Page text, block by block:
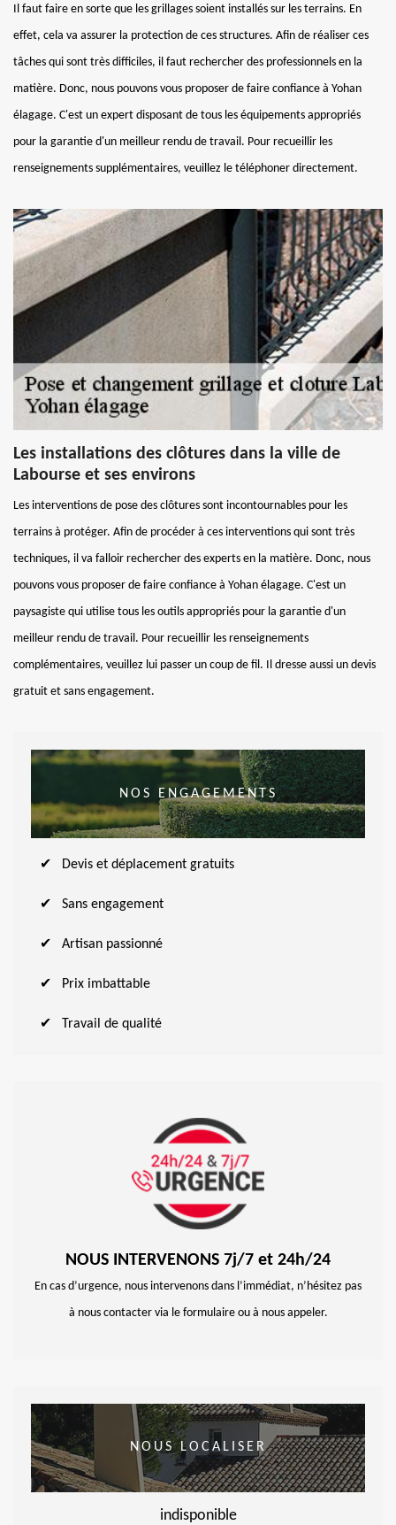
Il faut faire en sorte que les grillages soient installés sur les terrains. En
effet, cela va assurer la protection de ces structures. Afin de réaliser ces
tâches qui sont très difficiles, il faut rechercher des professionnels en la
matière. Donc, nous pouvons vous proposer de faire confiance à Yohan
élagage. C'est un expert disposant de tous les équipements appropriés
pour la garantie d'un meilleur rendu de travail. Pour recueillir les
renseignements supplémentaires, veuillez le téléphoner directement.
Les installations des clôtures dans la ville de
Labourse et ses environs
Les interventions de pose des clôtures sont incontournables pour les
terrains à protéger. Afin de procéder à ces interventions qui sont très
techniques, il va falloir rechercher des experts en la matière. Donc, nous
pouvons vous proposer de faire confiance à Yohan élagage. C'est un
paysagiste qui utilise tous les outils appropriés pour la garantie d'un
meilleur rendu de travail. Pour recueillir les renseignements
complémentaires, veuillez lui passer un coup de fil. Il dresse aussi un devis
gratuit et sans engagement.
NOS ENGAGEMENTS
Devis et déplacement gratuits
Sans engagement
Artisan passionné
Prix imbattable
Travail de qualité
NOUS INTERVENONS 7j/7 et 24h/24
En cas d’urgence, nous intervenons dans l’immédiat, n’hésitez pas
à nous contacter via le formulaire ou à nous appeler.
NOUS LOCALISER
indisponible